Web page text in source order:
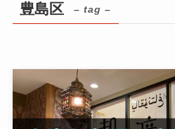
豊島区 – tag –